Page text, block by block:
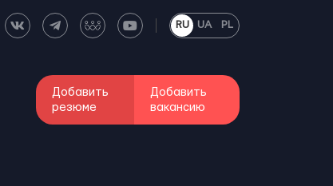
RU UA PL
Добавить
резюме
Добавить
вакансию